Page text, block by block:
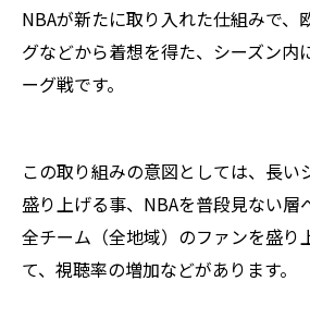
NBAが新たに取り入れた仕組みで、
グなどから着想を得た、シーズン内
ーグ戦です。
この取り組みの意図としては、長い
盛り上げる事、NBAを普段見ない層
全チーム（全地域）のファンを盛り
て、視聴率の増加などがあります。